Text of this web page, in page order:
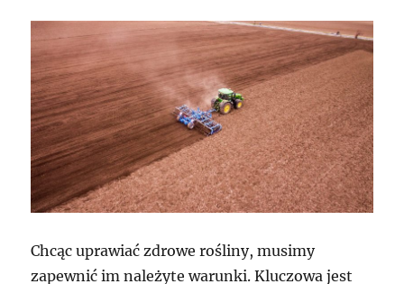
Chcąc uprawiać zdrowe rośliny, musimy
zapewnić im należyte warunki. Kluczowa jest